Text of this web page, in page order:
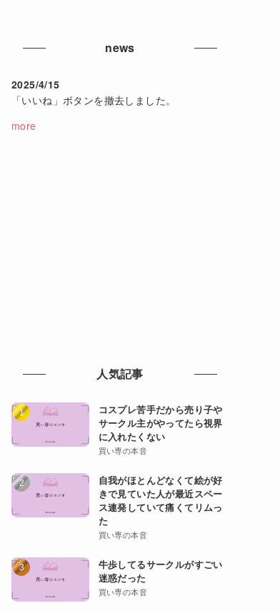
news
2025/4/15
「いいね」ボタンを撤去しました。
more
人気記事
コスプレ苦手だから売り子や
サークル主がやってたら視界
に入れたくない
買い専の本音
自我がほとんどなくて絵が好
きで見ていた人が最近スペー
ス連発していて痛くてリムっ
た
買い専の本音
牛歩してるサークルがすごい
迷惑だった
買い専の本音